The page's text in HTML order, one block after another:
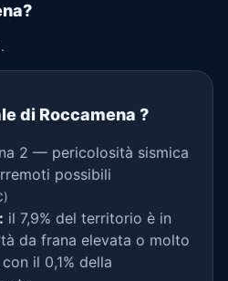
di Roccamena ?
2 — pericolosità sismica
possibili
il 7,9% del territorio è in
da frana elevata o molto
il 0,1% della